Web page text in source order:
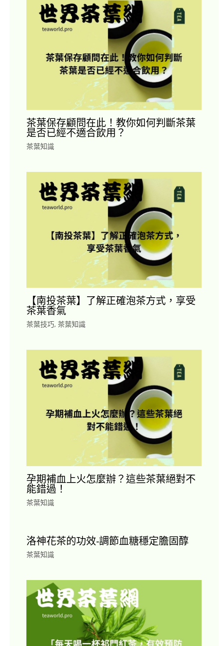
茶葉保存顧問在此！教你如何判斷茶葉
是否已經不適合飲用？
茶葉知識
【南投茶葉】了解正確泡茶方式，享受
茶葉香氣
茶葉技巧, 茶葉知識
孕期補血上火怎麼辦？這些茶葉絕對不
能錯過！
茶葉知識
洛神花茶的功效-調節血糖穩定膽固醇
茶葉知識